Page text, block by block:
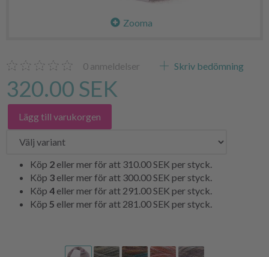
Zooma
0 anmeldelser Skriv bedömning
320.00 SEK
Lägg till varukorgen
Köp 2 eller mer för att 310.00 SEK per styck.
Köp 3 eller mer för att 300.00 SEK per styck.
Köp 4 eller mer för att 291.00 SEK per styck.
Köp 5 eller mer för att 281.00 SEK per styck.